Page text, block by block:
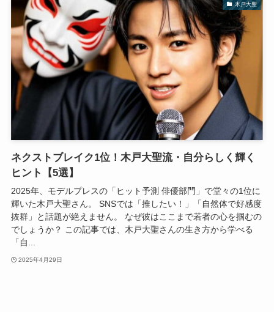
木戸大聖
ネクストブレイク1位！木戸大聖流・自分らしく輝く
ヒント【5選】
2025年、モデルプレスの「ヒット予測 俳優部門」で堂々の1位に
輝いた木戸大聖さん。 SNSでは「推したい！」「自然体で好感度
抜群」と話題が絶えません。 なぜ彼はここまで若者の心を掴むの
でしょうか？ この記事では、木戸大聖さんの生き方から学べる
「自...
2025年4月29日